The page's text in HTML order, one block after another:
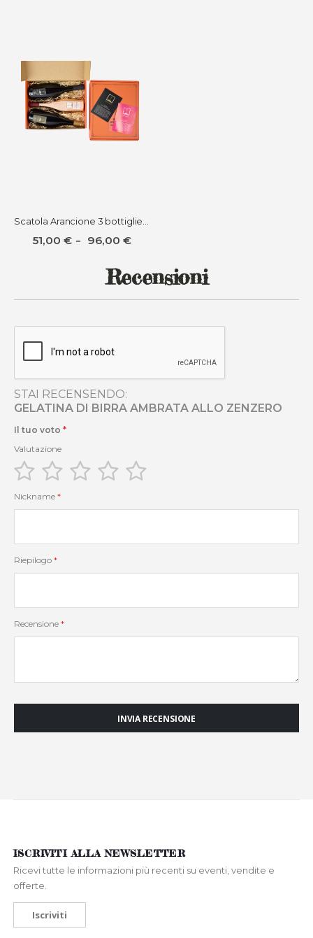
Recensioni
STAI RECENSENDO:
GELATINA DI BIRRA AMBRATA ALLO ZENZERO
Il tuo voto
Valutazione
1
star
2
stars
3
stars
4
stars
Nickname
Riepilogo
Recensione
INVIA RECENSIONE
Scatola Arancione 3 bottiglie da 0,75 lt e fino a 3 Gelatine
51,00 € 96,00 €
ISCRIVITI ALLA NEWSLETTER
Ricevi tutte le informazioni più recenti su eventi, vendite e
offerte.
Iscriviti